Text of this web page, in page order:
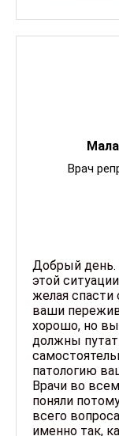
Врач
Добрый день.
этой
желая спасти
ваши
хорошо, но
должны
патологию
Врачи во
поняли
всего
именно так,